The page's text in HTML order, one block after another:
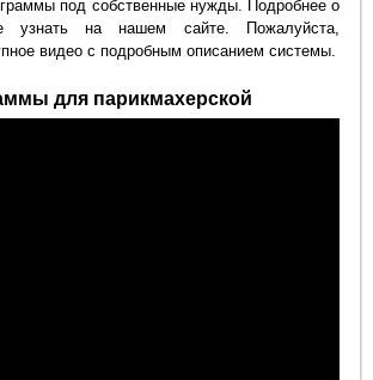
под собственные нужды. Подробнее о
на нашем сайте. Пожалуйста,
видео с подробным описанием системы.
для парикмахерской